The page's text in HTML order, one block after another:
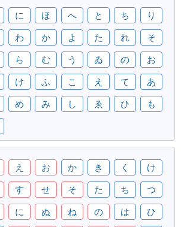
に ほ へ と ち り
わ か よ た れ そ
ら む う ゐ の お
け ふ こ え て あ
め み し ゑ ひ も
え お か き く け
す せ そ た ち つ
に ぬ ね の は ひ